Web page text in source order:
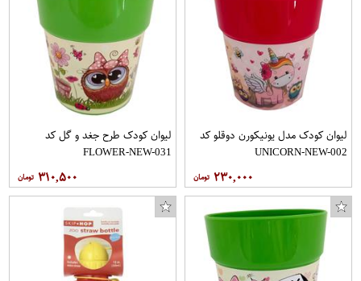
لیوان کودک مدل یونیکورن دوقلو کد
UNICORN-NEW-002
۲۳۰,۰۰۰
لیوان کودک طرح جغد و گل کد
FLOWER-NEW-031
۳۱۰,۵۰۰